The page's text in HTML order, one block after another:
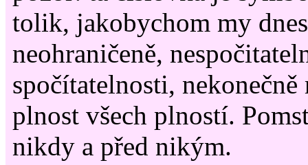
tolik, jakobychom my
neohraničeně,
spočítatelnosti, nekonečně
plnost všech plností.
nikdy a před nikým.